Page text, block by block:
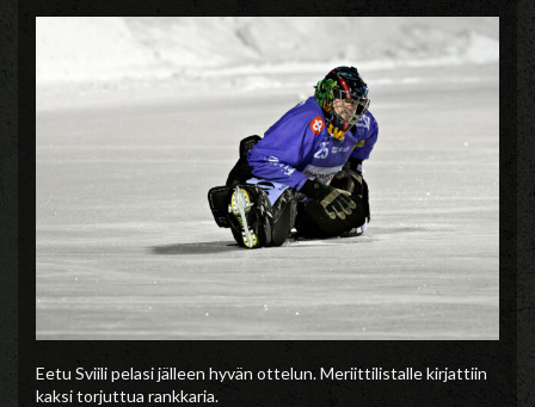
Eetu Sviili pelasi jälleen hyvän ottelun. Meriittilistalle kirjattiin
kaksi torjuttua rankkaria.